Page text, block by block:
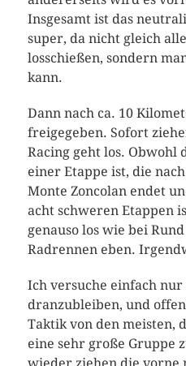
Insgesamt ist das
super, da nicht gleich
losschießen, sondern
kann.
Dann nach ca. 10
freigegeben. Sofort
Racing geht los. Obwohl
einer Etappe ist, die
Monte Zoncolan endet
acht schweren Etappen
genauso los wie bei
Radrennen eben.
Ich versuche einfach
dranzubleiben, und
Taktik von den meisten,
eine sehr große Gruppe